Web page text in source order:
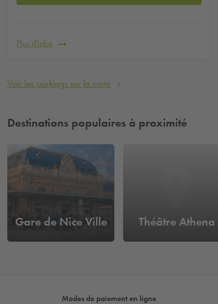
Plus d'infos
Voir les parkings sur la carte
Destinations populaires à proximité
Gare de Nice Ville Théâtre Athena
Modes de paiement en ligne